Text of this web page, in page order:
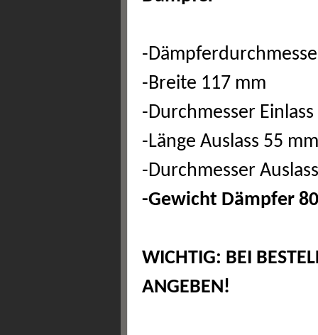
-
-Breite 117 mm
-Durchmesser
-Länge Auslass 55 mm
-Durchmesser
-Gewicht Dämpfer
WICHTIG: BEI
ANGEBEN!